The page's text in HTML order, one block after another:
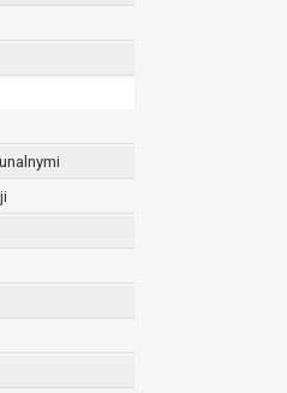
przypadkach dane osobowe
danych w celu
mogą być:
będą przetwarzane przez
obowiązującego.
dane osobowe przetwarzane są na
dane osobowe przetwarzane są w
wymaganym przez przepisy prawa
do czasu wycofania tej zgody.
umów o dofinansowanie dane
instytucją, trwałości
przez administratora
do treści danych oraz